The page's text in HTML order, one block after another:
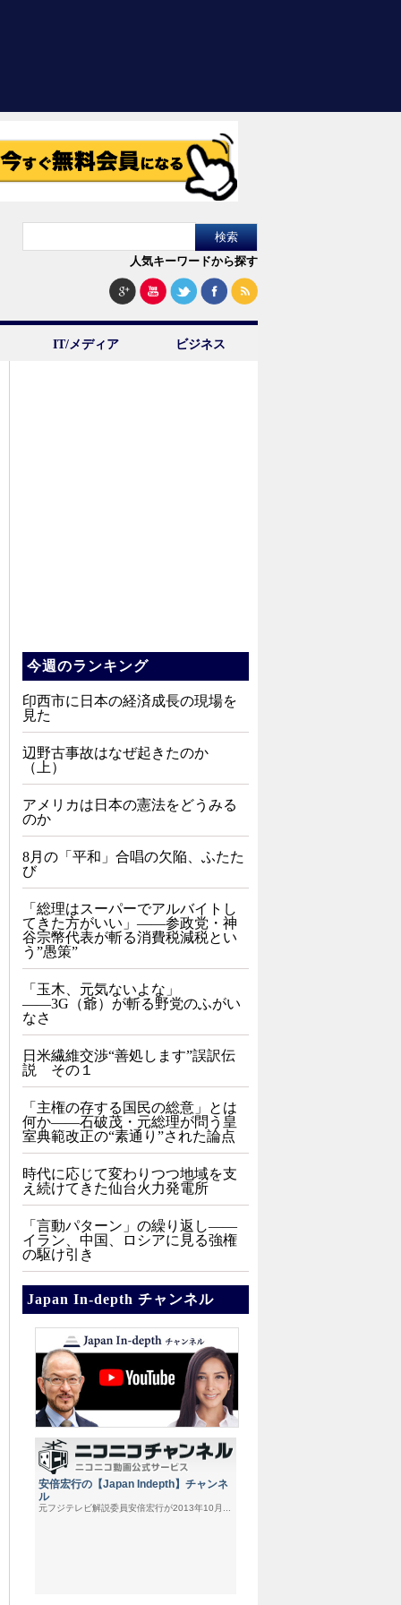
人気キーワードから探す
IT/メディア ビジネス
今週のランキング
印西市に日本の経済成長の現場を
見た
辺野古事故はなぜ起きたのか
（上）
アメリカは日本の憲法をどうみる
のか
8月の「平和」合唱の欠陥、ふたた
び
「総理はスーパーでアルバイトし
てきた方がいい」――参政党・神
谷宗幣代表が斬る消費税減税とい
う”愚策”
「玉木、元気ないよな」
――3G（爺）が斬る野党のふがい
なさ
日米繊維交渉“善処します”誤訳伝
説 その１
「主権の存する国民の総意」とは
何か――石破茂・元総理が問う皇
室典範改正の“素通り”された論点
時代に応じて変わりつつ地域を支
え続けてきた仙台火力発電所
「言動パターン」の繰り返し――
イラン、中国、ロシアに見る強権
の駆け引き
Japan In-depth チャンネル